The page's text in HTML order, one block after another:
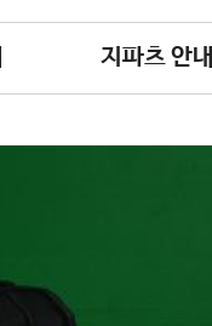
지파츠 안내